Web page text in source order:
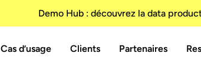
Demo Hub : découvrez la data
Cas d’usage Clients Partenaires